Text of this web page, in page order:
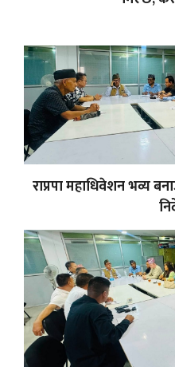
राप्रपा महाधिवेशन भव्य